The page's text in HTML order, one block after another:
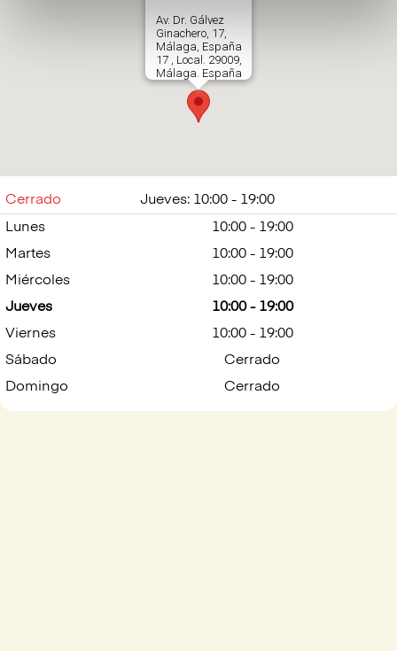
Av. Dr. Gálvez
Ginachero, 17,
Málaga, España
17 , Local. 29009,
Málaga. España
641751978
Cerrado
Jueves: 10:00 - 19:00
Lunes
10:00 - 19:00
Martes
10:00 - 19:00
Miércoles
10:00 - 19:00
Jueves
10:00 - 19:00
Viernes
10:00 - 19:00
Sábado
Cerrado
Domingo
Cerrado